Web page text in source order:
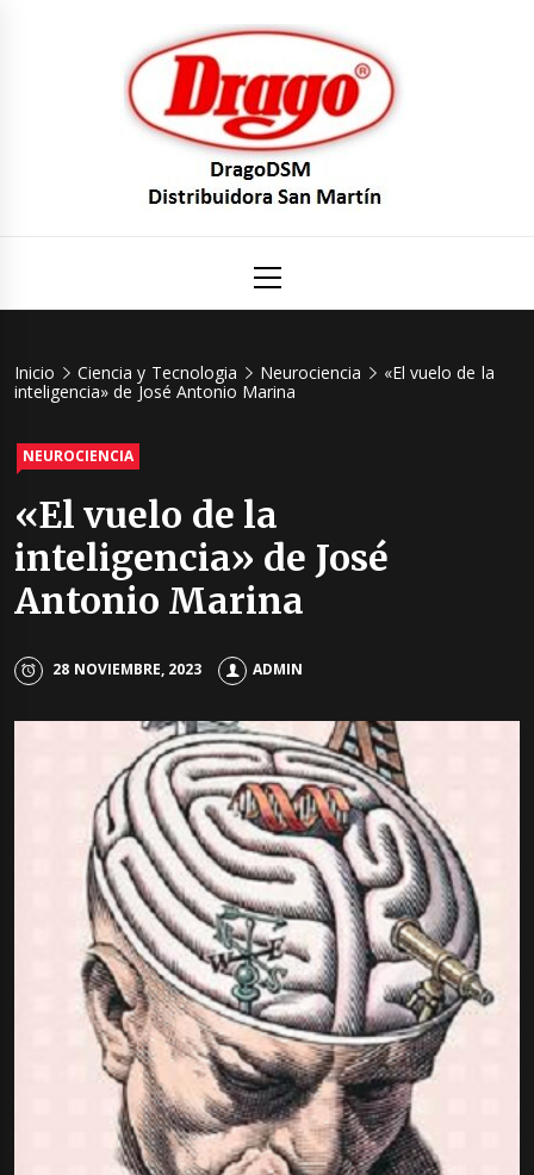
San
principal
Inicio Ciencia y Tecnologia Neurociencia
«El vuelo de la
inteligencia» de José Antonio Marina
NEUROCIENCIA
«El vuelo de la
inteligencia» de José
Antonio Marina
28 NOVIEMBRE, 2023 ADMIN